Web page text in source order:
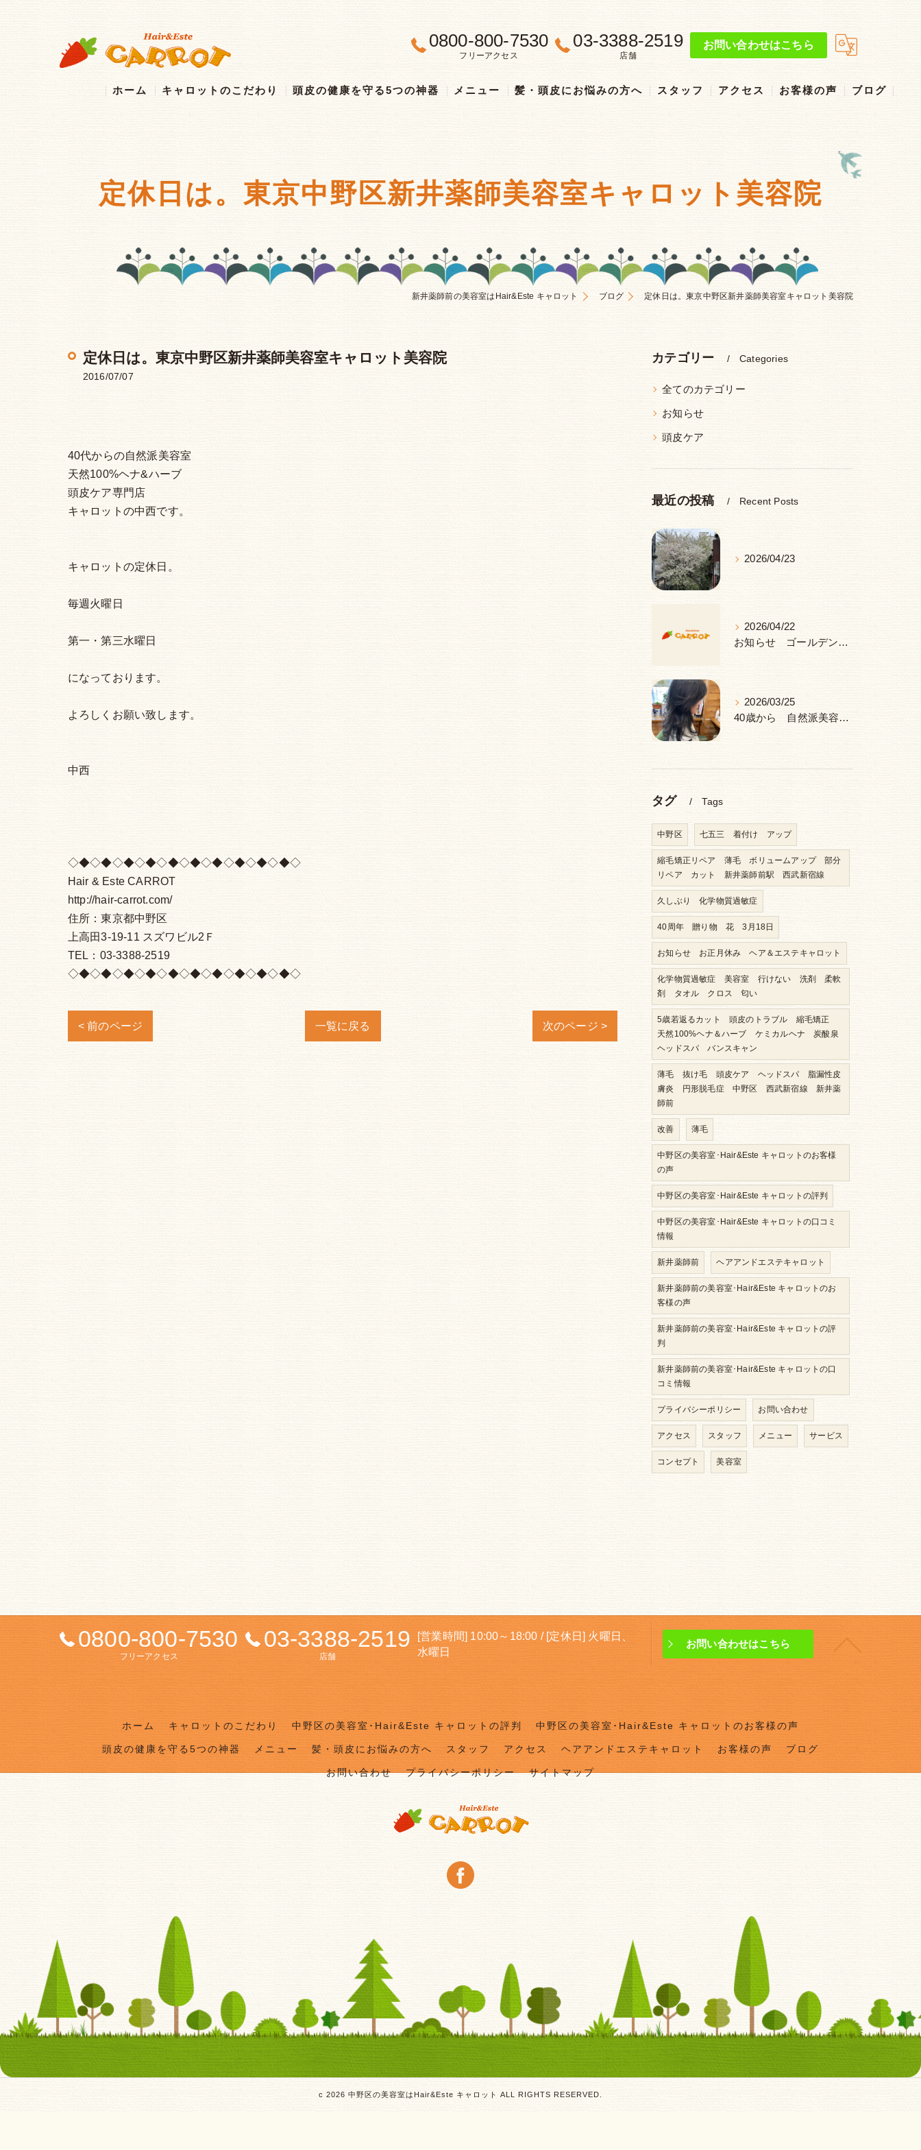
0800-800-7530
フリーアクセス
03-3388-2519
店舗
お問い合わせはこちら
ホーム キャロットのこだわり 頭皮の健康を守る5つの神器 メニュー 髪・頭皮にお悩みの方へ スタッフ アクセス お客様の声 ブログ
定休日は。東京中野区新井薬師美容室キャロット美容院
新井薬師前の美容室はHair&Este キャロット ブログ 定休日は。東京中野区新井薬師美容室キャロット美容院
定休日は。東京中野区新井薬師美容室キャロット美容院
2016/07/07
40代からの自然派美容室
天然100%ヘナ&ハーブ
頭皮ケア専門店
キャロットの中西です。
キャロットの定休日。
毎週火曜日
第一・第三水曜日
になっております。
よろしくお願い致します。
中西
◇◆◇◆◇◆◇◆◇◆◇◆◇◆◇◆◇◆◇◆◇
Hair & Este CARROT
http://hair-carrot.com/
住所：東京都中野区
上高田3-19-11 スズワビル2Ｆ
TEL：03-3388-2519
◇◆◇◆◇◆◇◆◇◆◇◆◇◆◇◆◇◆◇◆◇
< 前のページ 一覧に戻る 次のページ >
カテゴリー Categories
全てのカテゴリー
お知らせ
頭皮ケア
最近の投稿 Recent Posts
2026/04/23
2026/04/22
お知らせ ゴールデンウィーク 休み
2026/03/25
40歳から 自然派美容室 ヘナ＆ハーブ 中野区 新井薬師前駅
タグ Tags
中野区 七五三 着付け アップ
縮毛矯正リペア 薄毛 ボリュームアップ 部分
リペア カット 新井薬師前駅 西武新宿線
久しぶり 化学物質過敏症
40周年 贈り物 花 3月18日
お知らせ お正月休み ヘア＆エステキャロット
化学物質過敏症 美容室 行けない 洗剤 柔軟
剤 タオル クロス 匂い
5歳若返るカット 頭皮のトラブル 縮毛矯正
天然100%ヘナ＆ハーブ ケミカルヘナ 炭酸泉
ヘッドスパ バンスキャン
薄毛 抜け毛 頭皮ケア ヘッドスパ 脂漏性皮
膚炎 円形脱毛症 中野区 西武新宿線 新井薬
師前
改善 薄毛
中野区の美容室･Hair&Este キャロットのお客様
の声
中野区の美容室･Hair&Este キャロットの評判
中野区の美容室･Hair&Este キャロットの口コミ
情報
新井薬師前 ヘアアンドエステキャロット
新井薬師前の美容室･Hair&Este キャロットのお
客様の声
新井薬師前の美容室･Hair&Este キャロットの評
判
新井薬師前の美容室･Hair&Este キャロットの口
コミ情報
プライバシーポリシー お問い合わせ
アクセス スタッフ メニュー サービス
コンセプト 美容室
0800-800-7530
フリーアクセス
03-3388-2519
店舗
[営業時間] 10:00～18:00 / [定休日] 火曜日、
水曜日
お問い合わせはこちら
ホーム キャロットのこだわり 中野区の美容室･Hair&Este キャロットの評判 中野区の美容室･Hair&Este キャロットのお客様の声
頭皮の健康を守る5つの神器 メニュー 髪・頭皮にお悩みの方へ スタッフ アクセス ヘアアンドエステキャロット お客様の声 ブログ
お問い合わせ プライバシーポリシー サイトマップ
c 2026 中野区の美容室はHair&Este キャロット ALL RIGHTS RESERVED.